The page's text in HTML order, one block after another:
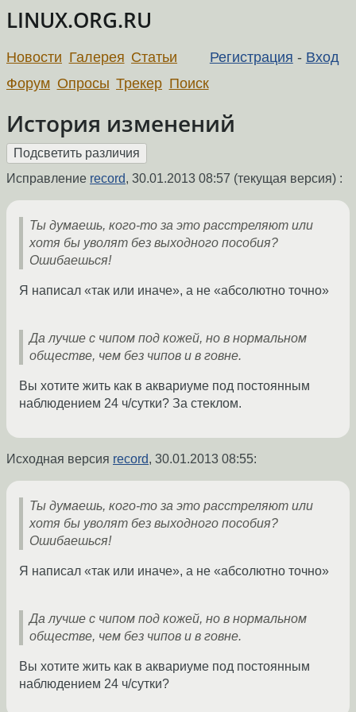
LINUX.ORG.RU
Регистрация - Вход
Новости Галерея Статьи
Форум Опросы Трекер Поиск
История изменений
Исправление record, 30.01.2013 08:57 (текущая версия) :
Ты думаешь, кого-то за это расстреляют или
хотя бы уволят без выходного пособия?
Ошибаешься!
Я написал «так или иначе», а не «абсолютно точно»
Да лучше с чипом под кожей, но в нормальном
обществе, чем без чипов и в говне.
Вы хотите жить как в аквариуме под постоянным
наблюдением 24 ч/сутки? За стеклом.
Исходная версия record, 30.01.2013 08:55:
Ты думаешь, кого-то за это расстреляют или
хотя бы уволят без выходного пособия?
Ошибаешься!
Я написал «так или иначе», а не «абсолютно точно»
Да лучше с чипом под кожей, но в нормальном
обществе, чем без чипов и в говне.
Вы хотите жить как в аквариуме под постоянным
наблюдением 24 ч/сутки?